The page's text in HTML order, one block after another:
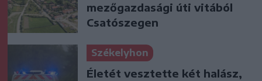
mezőgazdasági úti vitából
Csatószegen
Székelyhon
Életét vesztette két halász,